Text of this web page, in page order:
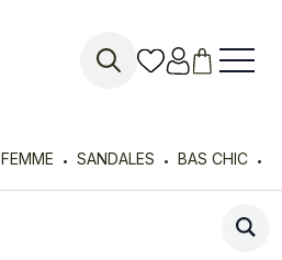
FEMME SANDALES
BAS CHIC